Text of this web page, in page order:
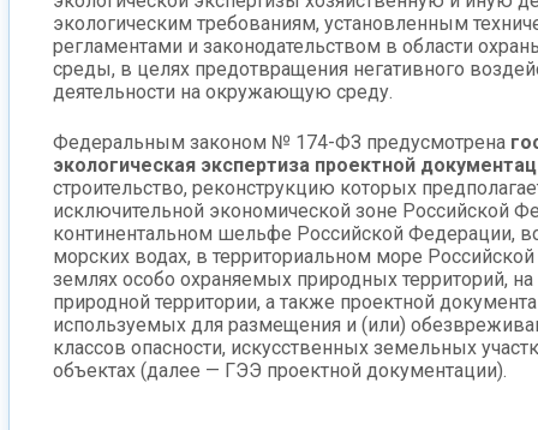
экологическим требованиям, установленным
регламентами и законодательством в области
среды, в целях предотвращения негативного
деятельности на окружающую среду.
Федеральным законом № 174-ФЗ предусмотрена
экологическая экспертиза проектной
строительство, реконструкцию которых
исключительной экономической зоне Российской
континентальном шельфе Российской Федерации,
морских водах, в территориальном море
землях особо охраняемых природных территорий,
природной территории, а также проектной
используемых для размещения и (или)
классов опасности, искусственных земельных
объектах (далее — ГЭЭ проектной документации).